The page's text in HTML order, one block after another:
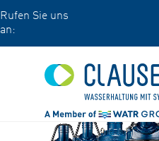
Skip
to
content
Rufen Sie uns
an: